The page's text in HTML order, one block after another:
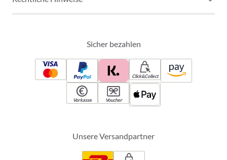
Sicher bezahlen
Click&Collect
Vorkasse Voucher
Unsere Versandpartner